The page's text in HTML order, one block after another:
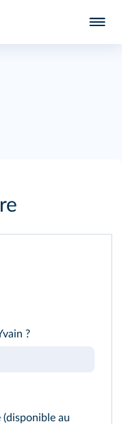
?
au